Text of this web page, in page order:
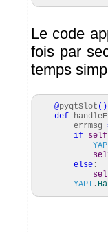
Le code
fois par
temps
@pyqtSlot ( )
def
errmsg
if self
else :
YAPI .